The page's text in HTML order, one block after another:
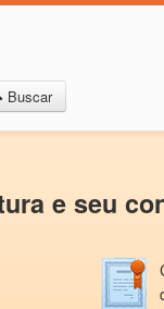
Buscar
e seu